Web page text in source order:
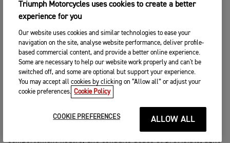
ET UN COMPORTEMENT NEUTRE, INSPIRANT
CONFIANCE.
Avec une réponse à la poignée de gaz et un courbe de couple
directement calquée d'une Speed Triple 1200 RS, les essais
sur piste et les évaluations dynamiques du pilote sur le
prototype TE-1 offrent un niveau de maniabilité qui
correspond à celui des motos sportives actuelles à trois
cylindres à combustion interne de Triumph.
Le niveau exaltant de performance et d'accélération de la TE-
1, chassis engageant et dynamique, se traduit par une moto
qui offre toutes les sensations propres à Triumph, un
comportement neutre, une conduite douce et prévisible, agile
Triumph Motorcycles uses cookies to create a better
experience for you
Our website uses cookies and similar technologies to ease your
navigation on the site, analyse website performance, deliver profile-
based commercial content, and provide a better online experience.
Some are necessary to help our website work properly and can't be
switched off, and some are optional but support your experience.
You may accept all cookies by clicking on “Allow all” or adjust your
cookie preferences. Cookie Policy
COOKIE PREFERENCES ALLOW ALL